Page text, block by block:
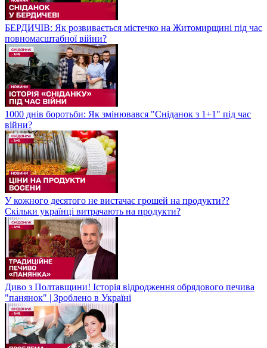
БЕРДИЧІВ: Як розвивається містечко на Житомирщині під час
повномасштабної війни?
1000 днів боротьби: Як змінювався "Сніданок з 1+1" під час
війни?
У кожного десятого не вистачає грошей на продукти??
Скільки українці витрачають на продукти?
Диво з Полтавщини! Історія відродження обрядового печива
"панянок" | Зроблено в Україні